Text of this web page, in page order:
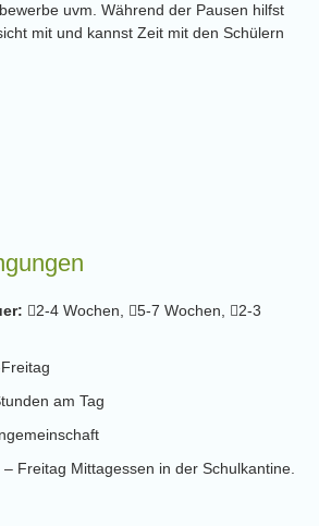
uvm. Während der Pausen hilfst
mit und kannst Zeit mit den Schülern
2-4 Wochen, 5-7 Wochen,
2-3
am Tag
– Freitag Mittagessen in der Schulkantine.